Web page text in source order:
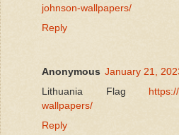
johnson-wallpapers/
Reply
Anonymous January 21,
Lithuania Flag
wallpapers/
Reply